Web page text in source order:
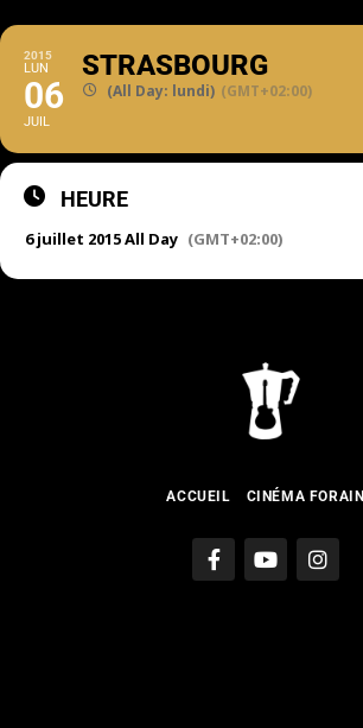
2015
LUN
06
JUIL
STRASBOURG
(All Day: lundi) (GMT+02:00)
HEURE
6 juillet 2015 All Day (GMT+02:00)
ACCUEIL CINÉMA FORAIN